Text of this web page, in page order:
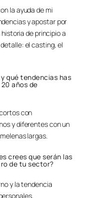
la ayuda de mi
y apostar por
de principio a
el casting, el
qué tendencias has
años de
con
y diferentes con un
largas.
crees que serán las
de tu sector?
y la tendencia